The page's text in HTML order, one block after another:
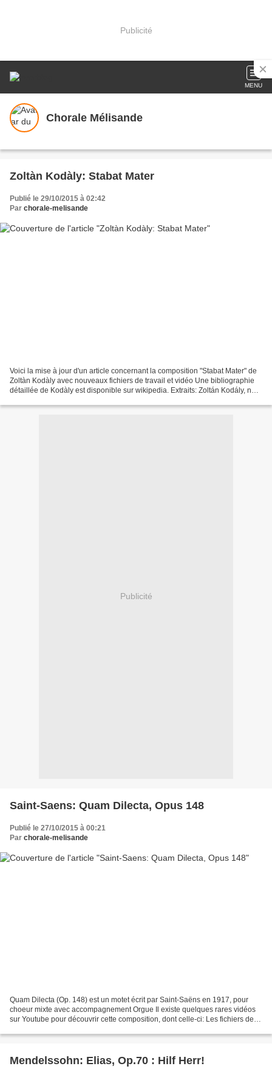
Publicité
MENU
Chorale Mélisande
Zoltàn Kodàly: Stabat Mater
Publié le 29/10/2015 à 02:42
Par chorale-melisande
Voici la mise à jour d'un article concernant la composition "Stabat Mater" de
Zoltàn Kodàly avec nouveaux fichiers de travail et vidéo Une bibliographie
détaillée de Kodàly est disponible sur wikipedia. Extraits: Zoltán Kodály, né
Publicité
Saint-Saens: Quam Dilecta, Opus 148
Publié le 27/10/2015 à 00:21
Par chorale-melisande
Quam Dilecta (Op. 148) est un motet écrit par Saint-Saëns en 1917, pour
choeur mixte avec accompagnement Orgue Il existe quelques rares vidéos
sur Youtube pour découvrir cette composition, dont celle-ci: Les fichiers de
Mendelssohn: Elias, Op.70 : Hilf Herr!